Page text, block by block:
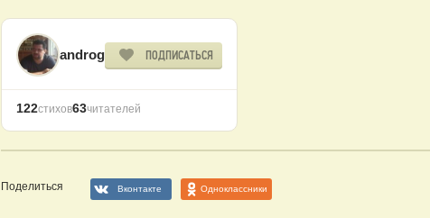
androg ПОДПИСАТЬСЯ
122стихов63читателей
Поделиться Вконтакте Одноклассники